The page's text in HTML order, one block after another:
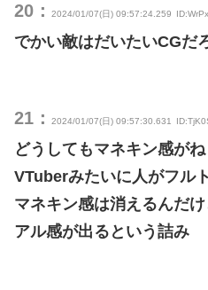
20： 2024/01/07(日) 09:57:24.259
でかい敵はだいたいCGだ
21： 2024/01/07(日) 09:57:30.631
どうしてもマネキン感がね
VTuberみたいに人がフル
マネキン感は消えるんだ
アル感が出るという詰み